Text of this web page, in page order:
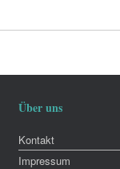
Über uns
Kontakt
Impressum